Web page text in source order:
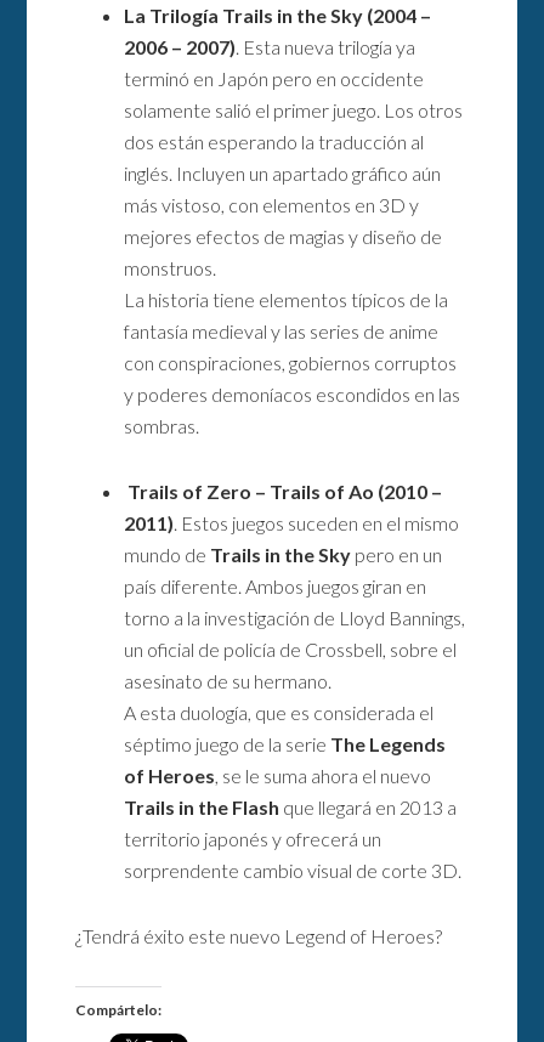
La Trilogía Trails in the Sky (2004 –
2006 – 2007) . Esta nueva trilogía ya
terminó en Japón pero en occidente
solamente salió el primer juego. Los otros
dos están esperando la traducción al
inglés. Incluyen un apartado gráfico aún
más vistoso, con elementos en 3D y
mejores efectos de magias y diseño de
monstruos.
La historia tiene elementos típicos de la
fantasía medieval y las series de anime
con conspiraciones, gobiernos corruptos
y poderes demoníacos escondidos en las
sombras.
Trails of Zero – Trails of Ao (2010 –
2011) . Estos juegos suceden en el mismo
mundo de Trails in the Sky pero en un
país diferente. Ambos juegos giran en
torno a la investigación de Lloyd Bannings,
un oficial de policía de Crossbell, sobre el
asesinato de su hermano.
A esta duología, que es considerada el
séptimo juego de la serie The Legends
of Heroes , se le suma ahora el nuevo
Trails in the Flash que llegará en 2013 a
territorio japonés y ofrecerá un
sorprendente cambio visual de corte 3D.
¿Tendrá éxito este nuevo Legend of Heroes?
Compártelo: